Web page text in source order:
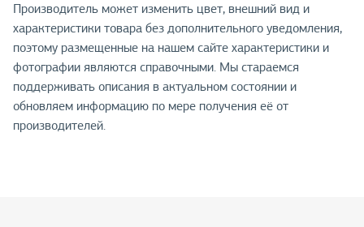
Производитель может изменить цвет, внешний вид и
характеристики товара без дополнительного уведомления,
поэтому размещенные на нашем сайте характеристики и
фотографии являются справочными. Мы стараемся
поддерживать описания в актуальном состоянии и
обновляем информацию по мере получения её от
производителей.